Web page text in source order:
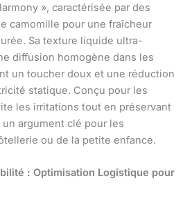
», caractérisée par des
camomille pour une fraîcheur
Sa texture liquide ultra-
diffusion homogène dans les
un toucher doux et une réduction
statique. Conçu pour les
les irritations tout en préservant
argument clé pour les
ou de la petite enfance.
: Optimisation Logistique pour